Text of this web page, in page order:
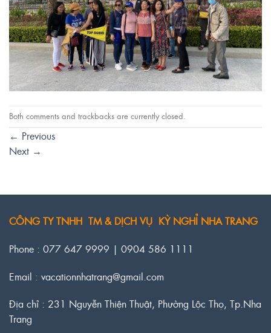
Both comments and trackbacks are currently closed.
← Previous
Next →
CÔNG TY TNHH TM & DỊCH VỤ KỲ NGHỈ NHA TRANG
Phone : 077 647 9999 | 0904 586 1111
Email : vacationnhatrang@gmail.com
Địa chỉ : 231 Nguyễn Thiện Thuật, Phường Lộc Thọ, Tp.Nha
Trang